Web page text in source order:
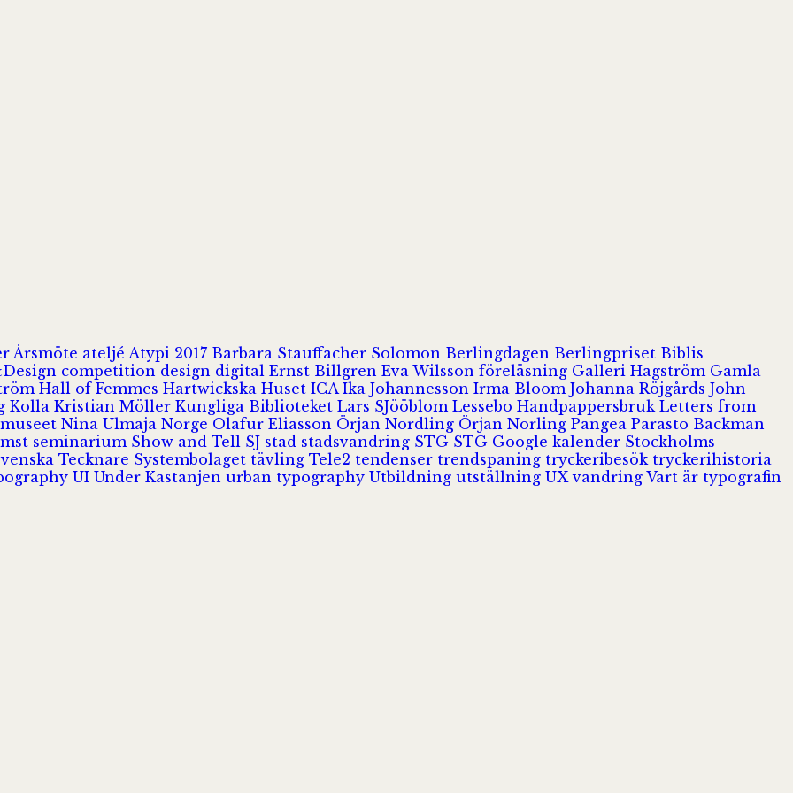
Årsmöte ateljé Atypi 2017 Barbara Stauffacher Solomon Berlingdagen Berlingpriset Biblis
competition design digital Ernst Billgren Eva Wilsson föreläsning Galleri Hagström Gamla
Hall of Femmes Hartwickska Huset ICA Ika Johannesson Irma Bloom Johanna Röjgårds John
Kolla Kristian Möller Kungliga Biblioteket Lars SJööblom Lessebo Handpappersbruk Letters from
Nina Ulmaja Norge Olafur Eliasson Örjan Nordling Örjan Norling Pangea Parasto Backman
seminarium Show and Tell SJ stad stadsvandring STG STG Google kalender Stockholms
Tecknare Systembolaget tävling Tele2 tendenser trendspaning tryckeribesök tryckerihistoria
UI Under Kastanjen urban typography Utbildning utställning UXvandring Vart är typografin